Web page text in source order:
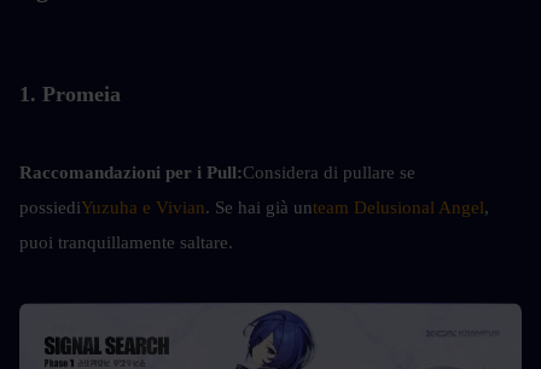
1. Promeia
Raccomandazioni per i Pull:Considera di pullare se
possiediYuzuha e Vivian. Se hai già unteam Delusional Angel,
puoi tranquillamente saltare.